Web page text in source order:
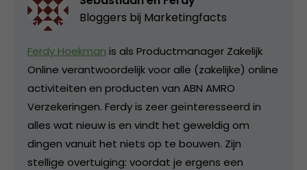
Bloggers bij Marketingfacts
Ferdy Hoekman is als Productmanager Zakelijk
Online verantwoordelijk voor alle (zakelijke) online
activiteiten en producten van ABN AMRO
Verzekeringen. Ferdy is zeer geïnteresseerd in
alles wat nieuw is en vindt het geweldig om
dingen vanuit het niets op te bouwen. Zijn
stellige overtuiging: voordat je ergens een